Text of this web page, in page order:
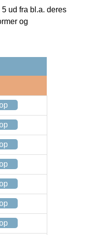
ud fra bl.a. deres
og